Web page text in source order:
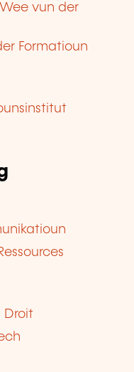
vun der
Formatioun
Droit